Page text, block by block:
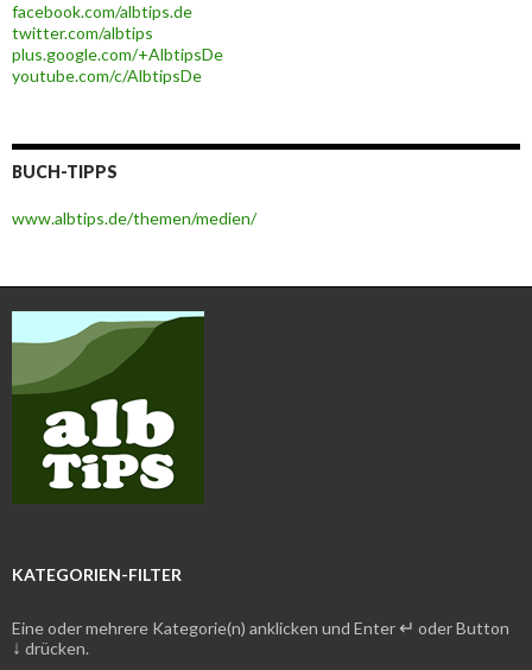
facebook.com/albtips.de
twitter.com/albtips
plus.google.com/+AlbtipsDe
youtube.com/c/AlbtipsDe
BUCH-TIPPS
www.albtips.de/themen/medien/
KATEGORIEN-FILTER
Eine oder mehrere Kategorie(n) anklicken und Enter ↵ oder Button
↓ drücken.